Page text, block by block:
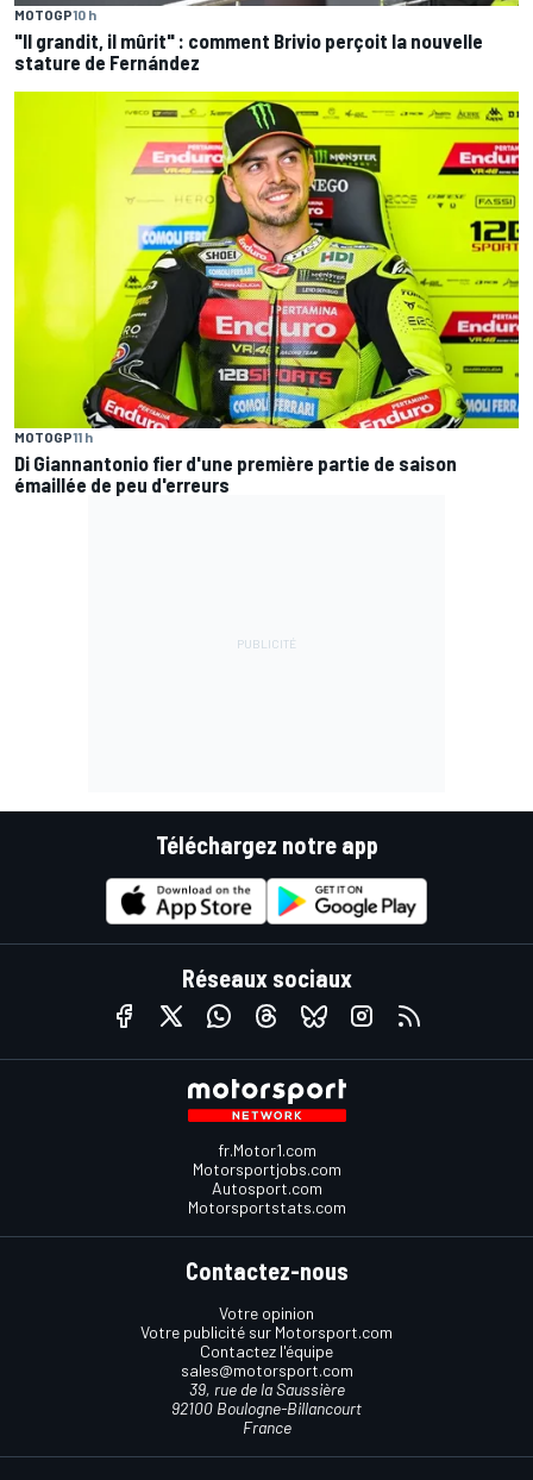
MOTOGP10 h
"Il grandit, il mûrit" : comment Brivio perçoit la nouvelle
stature de Fernández
MOTOGP11 h
Di Giannantonio fier d'une première partie de saison
émaillée de peu d'erreurs
Téléchargez notre app
Réseaux sociaux
fr.Motor1.com
Motorsportjobs.com
Autosport.com
Motorsportstats.com
Contactez-nous
Votre opinion
Votre publicité sur Motorsport.com
Contactez l'équipe
sales@motorsport.com
39, rue de la Saussière
92100 Boulogne-Billancourt
France